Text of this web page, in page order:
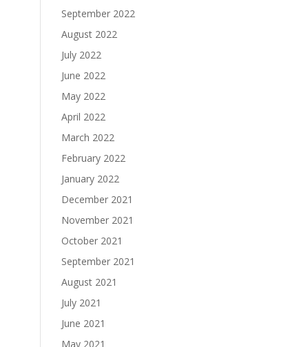
September 2022
August 2022
July 2022
June 2022
May 2022
April 2022
March 2022
February 2022
January 2022
December 2021
November 2021
October 2021
September 2021
August 2021
July 2021
June 2021
May 2021